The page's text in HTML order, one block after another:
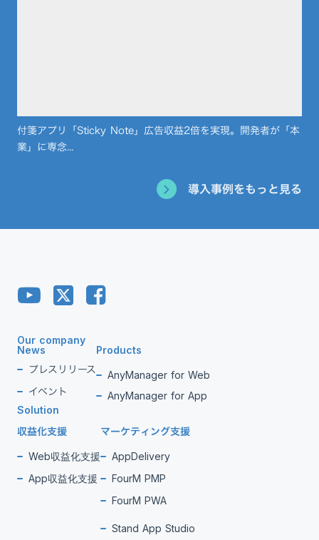
付箋アプリ「Sticky Note」広告収益2倍を実現。開発者が「本
業」に専念...
導入事例をもっと見る
Our company
News
プレスリリース
イベント
Products
AnyManager for Web
AnyManager for App
Solution
収益化支援
Web収益化支援
App収益化支援
マーケティング支援
AppDelivery
FourM PMP
FourM PWA
Stand App Studio